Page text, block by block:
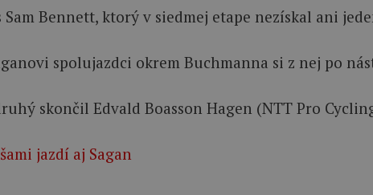
Bennett, ktorý v siedmej etape nezískal ani
spolujazdci okrem Buchmanna si z nej po
skončil Edvald Boasson Hagen (NTT Pro
jazdí aj Sagan